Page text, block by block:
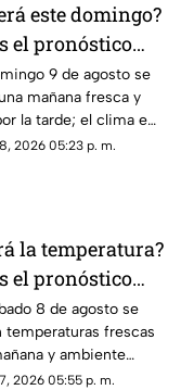
este domingo?
el pronóstico
en Zacatecas
9 de
9 de agosto se
mañana fresca y
la tarde; el clima en
hoy tendrá hasta 25
2026 05:23 p. m.
la temperatura?
el pronóstico
en
HOY
8 de agosto
8 de agosto se
temperaturas frescas
y ambiente
la tarde; el clima en
2026 05:55 p. m.